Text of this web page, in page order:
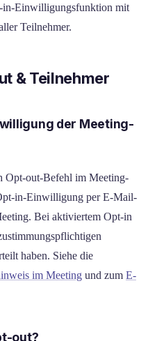
in-Einwilligungsfunktion mit
Teilnehmer.
& Teilnehmer
der Meeting-
Opt-out-Befehl im Meeting-
in-Einwilligung per E-Mail-
Bei aktiviertem Opt-in
haben. Siehe die
im Meeting und zum E-
out?